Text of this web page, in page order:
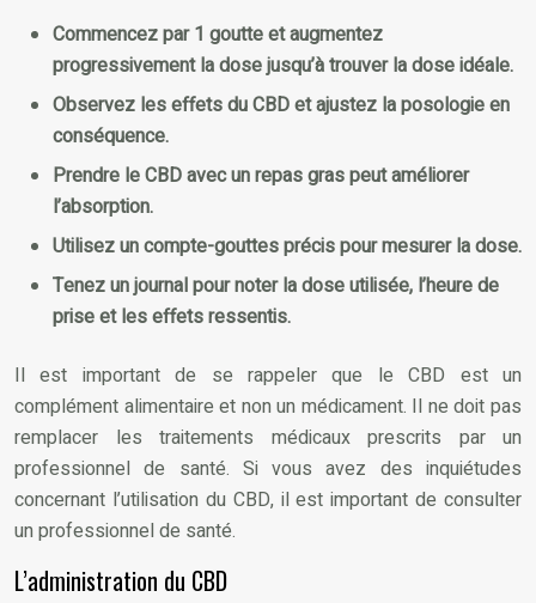
Commencez par 1 goutte et augmentez
progressivement la dose jusqu’à trouver la dose idéale.
Observez les effets du CBD et ajustez la posologie en
conséquence.
Prendre le CBD avec un repas gras peut améliorer
l’absorption.
Utilisez un compte-gouttes précis pour mesurer la dose.
Tenez un journal pour noter la dose utilisée, l’heure de
prise et les effets ressentis.
Il est important de se rappeler que le CBD est un
complément alimentaire et non un médicament. Il ne doit pas
remplacer les traitements médicaux prescrits par un
professionnel de santé. Si vous avez des inquiétudes
concernant l’utilisation du CBD, il est important de consulter
un professionnel de santé.
L’administration du CBD